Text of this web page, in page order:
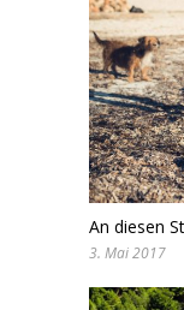
An diesen
3. Mai 2017